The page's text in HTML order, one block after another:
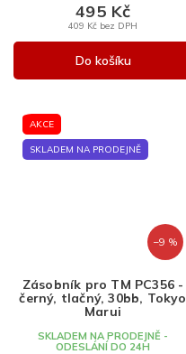
409 Kč bez DPH
495 Kč
Do košíku
AKCE
SKLADEM NA PRODEJNĚ
–9 %
Zásobník pro TM PC356 -
černý, tlačný, 30bb, Tokyo
Marui
SKLADEM NA PRODEJNĚ -
ODESLÁNÍ DO 24H